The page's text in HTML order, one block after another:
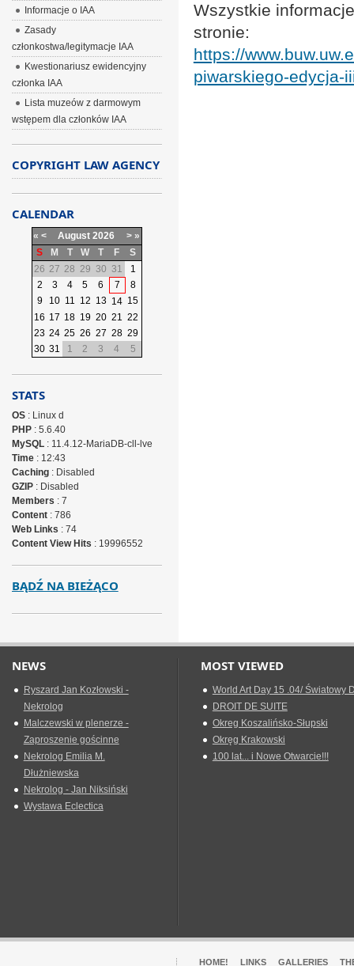
Wszystkie
stronie:
https://
piwarskiego-edycja-
Informacje o IAA
Zasady
członkostwa/legitymacje IAA
Kwestionariusz ewidencyjny
członka IAA
Lista muzeów z darmowym
wstępem dla członków IAA
COPYRIGHT LAW AGENCY
CALENDAR
« < August 2026 > »
S
M T W T F
S
26 27 28 29 30 31
1
2
3 4 5 6 7
8
9
10 11 12 13 14 15
16 17 18 19 20 21 22
23 24 25 26 27 28 29
30 31 1 2 3 4 5
STATS
OS: Linux d
PHP: 5.6.40
MySQL: 11.4.12-MariaDB-cll-lve
Time: 12:43
Caching: Disabled
GZIP: Disabled
Members : 7
Content: 786
Web Links : 74
Content View Hits : 19996552
BĄDŹ NA BIEŻĄCO
NEWS
Ryszard Jan Kozłowski -
Nekrolog
Malczewski w plenerze -
Zaproszenie gościnne
Nekrolog Emilia M.
Dłużniewska
Nekrolog - Jan Niksiński
Wystawa Eclectica
MOST VIEWED
World Art Day 15 .04/ Światowy
DROIT DE SUITE
Okreg Koszalińsko-Słupski
Okręg Krakowski
100 lat... i Nowe Otwarcie!!!
HOME! LINKS GALLERIES